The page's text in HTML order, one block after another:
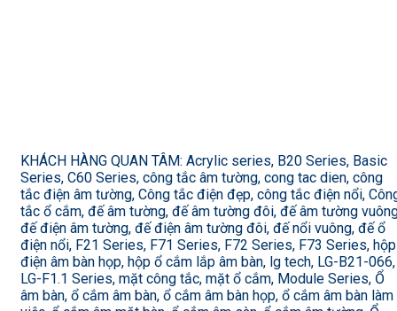
KHÁCH HÀNG QUAN TÂM: Acrylic series, B20 Series, Basic
Series, C60 Series, công tắc âm tường, cong tac dien, công
tắc điện âm tường, Công tắc điện đẹp, công tắc điện nổi,
tắc ổ cắm, đế âm tường, đế âm tường đôi, đế âm tường
đế điện âm tường, đế điện âm tường đôi, đế nổi vuông, đế ổ
điện nổi, F21 Series, F71 Series, F72 Series, F73 Series, hộp
điện âm bàn họp, hộp ổ cắm lắp âm bàn, lg tech, LG-B21-066,
LG-F1.1 Series, mặt công tắc, mặt ổ cắm, Module Series, Ổ
âm bàn, ổ cắm âm bàn, ổ cắm âm bàn họp, ổ cắm âm bàn làm